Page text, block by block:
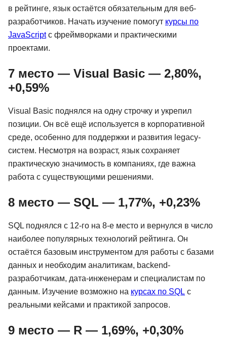
в рейтинге, язык остаётся обязательным для веб-
разработчиков. Начать изучение помогут курсы по
JavaScriptс фреймворками и практическими
проектами.
7 место — Visual Basic — 2,80%,
+0,59%
Visual Basic поднялся на одну строчку и укрепил
позиции. Он всё ещё используется в корпоративной
среде, особенно для поддержки и развития legacy-
систем. Несмотря на возраст, язык сохраняет
практическую значимость в компаниях, где важна
работа с существующими решениями.
8 место — SQL — 1,77%, +0,23%
SQL поднялся с 12-го на 8-е место и вернулся в число
наиболее популярных технологий рейтинга. Он
остаётся базовым инструментом для работы с базами
данных и необходим аналитикам, backend-
разработчикам, дата-инженерам и специалистам по
данным. Изучение возможно на курсах по SQL с
реальными кейсами и практикой запросов.
9 место — R — 1,69%, +0,30%